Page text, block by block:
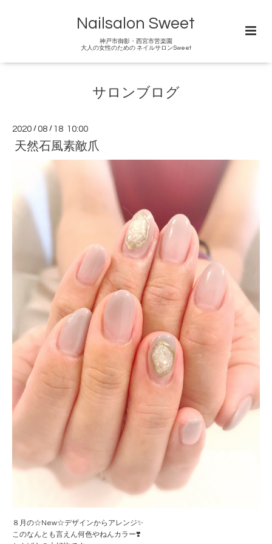
Nailsalon Sweet
神戸市御影・西宮市苦楽園
大人の女性のための ネイルサロンSweet
サロンブログ
2020 /08 / 18 10:00
天然石風素敵爪
８月の☆New☆デザインからアレンジ✨
このなんとも言えん何色やねんカラー❣️